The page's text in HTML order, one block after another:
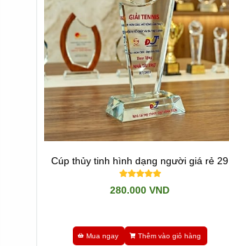
Hotline: Zalo 0901460008
Tannhatminh.com
Cúp thủy tinh hình dạng người giá rẻ 29
280.000 VND
Mua ngay Thêm vào giỏ hàng